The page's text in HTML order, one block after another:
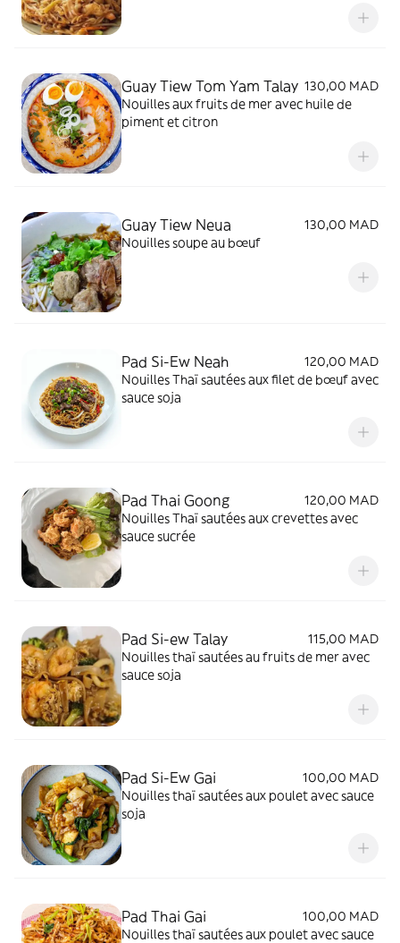
Guay Tiew Tom Yam Talay 130,00 MAD
Nouilles aux fruits de mer avec huile de
piment et citron
Guay Tiew Neua
130,00 MAD
Nouilles soupe au bœuf
Pad Si-Ew Neah
120,00 MAD
Nouilles Thaï sautées aux filet de bœuf avec
sauce soja
Pad Thai Goong
120,00 MAD
Nouilles Thaï sautées aux crevettes avec
sauce sucrée
Pad Si-ew Talay
115,00 MAD
Nouilles thaï sautées au fruits de mer avec
sauce soja
Pad Si-Ew Gai
100,00 MAD
Nouilles thaï sautées aux poulet avec sauce
soja
Pad Thai Gai
100,00 MAD
Nouilles thaï sautées aux poulet avec sauce